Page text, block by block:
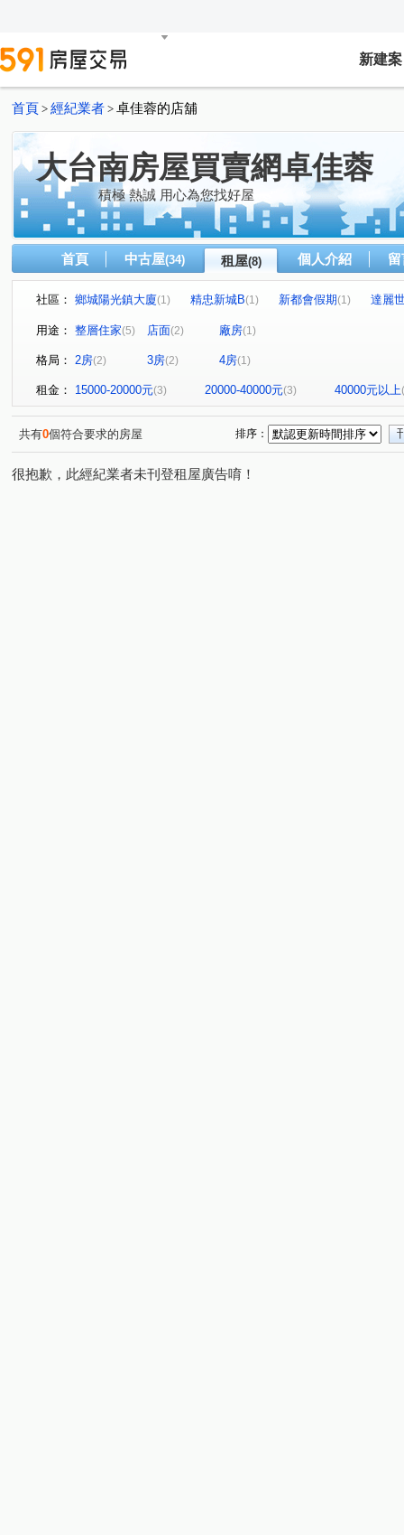
新建案
首頁 > 經紀業者 > 卓佳蓉的店舖
大台南房屋買賣網卓佳蓉
積極 熱誠 用心為您找好屋
首頁 中古屋(34) 租屋(8) 個人介紹
社區： 鄉城陽光鎮大廈(1) 精忠新城B(1) 新都會假期(1)
達麗
中正二街
(1)
用途： 整層住家(5) 店面(2) 廠房(1)
格局： 2房(2) 3房(2) 4房(1)
租金： 15000-20000元(3) 20000-40000元(3) 40000元以上
共有0個符合要求的房屋 排序：
很抱歉，此經紀業者未刊登租屋廣告唷！